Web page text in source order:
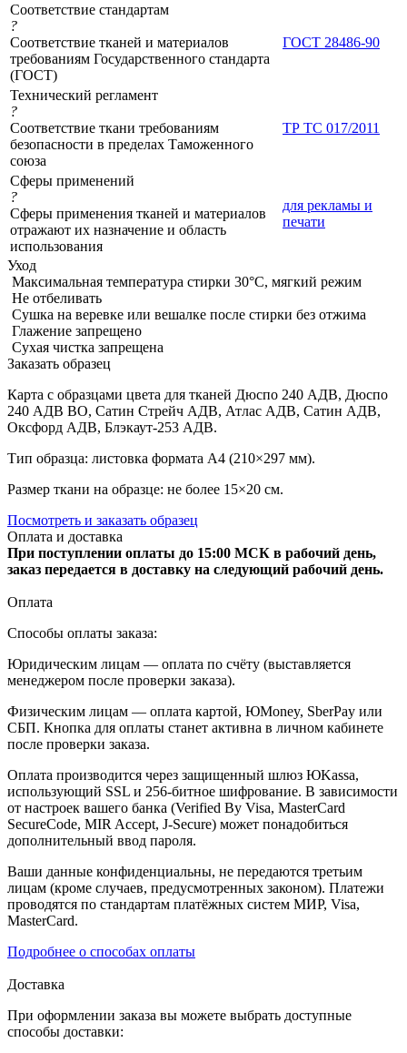
Соответствие стандартам
?
Соответствие тканей и материалов
требованиям Государственного стандарта
(ГОСТ)
ГОСТ 28486-90
Технический регламент
?
Соответствие ткани требованиям
безопасности в пределах Таможенного
союза
ТР ТС 017/2011
Сферы применений
?
Сферы применения тканей и материалов
отражают их назначение и область
использования
для рекламы и
печати
Уход
Максимальная температура стирки 30°C, мягкий режим
Не отбеливать
Сушка на веревке или вешалке после стирки без отжима
Глажение запрещено
Сухая чистка запрещена
Заказать образец
Карта с образцами цвета для тканей Дюспо 240 АДВ, Дюспо
240 АДВ ВО, Сатин Стрейч АДВ, Атлас АДВ, Сатин АДВ,
Оксфорд АДВ, Блэкаут-253 АДВ.
Тип образца: листовка формата А4 (210×297 мм).
Размер ткани на образце: не более 15×20 см.
Посмотреть и заказать образец
Оплата и доставка
При поступлении оплаты до 15:00 МСК в рабочий день,
заказ передается в доставку на следующий рабочий день.
Оплата
Способы оплаты заказа:
Юридическим лицам — оплата по счёту (выставляется
менеджером после проверки заказа).
Физическим лицам — оплата картой, ЮMoney, SberPay или
СБП. Кнопка для оплаты станет активна в личном кабинете
после проверки заказа.
Оплата производится через защищенный шлюз ЮKassa,
использующий SSL и 256-битное шифрование. В зависимости
от настроек вашего банка (Verified By Visa, MasterCard
SecureCode, MIR Accept, J-Secure) может понадобиться
дополнительный ввод пароля.
Ваши данные конфиденциальны, не передаются третьим
лицам (кроме случаев, предусмотренных законом). Платежи
проводятся по стандартам платёжных систем МИР, Visa,
MasterCard.
Подробнее о способах оплаты
Доставка
При оформлении заказа вы можете выбрать доступные
способы доставки: